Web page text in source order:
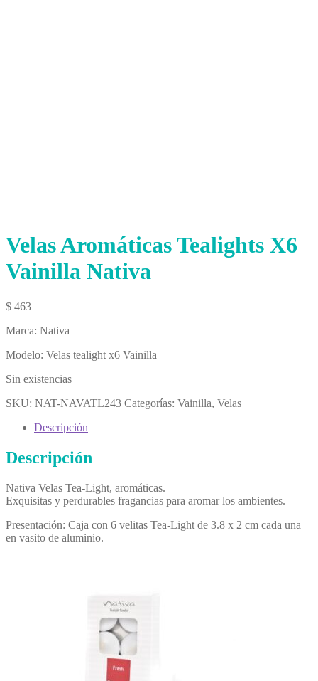
Velas Aromáticas Tealights X6
Vainilla Nativa
$ 463
Marca: Nativa
Modelo: Velas tealight x6 Vainilla
Sin existencias
SKU: NAT-NAVATL243 Categorías: Vainilla, Velas
Descripción
Descripción
Nativa Velas Tea-Light, aromáticas.
Exquisitas y perdurables fragancias para aromar los ambientes.
Presentación: Caja con 6 velitas Tea-Light de 3.8 x 2 cm cada una
en vasito de aluminio.